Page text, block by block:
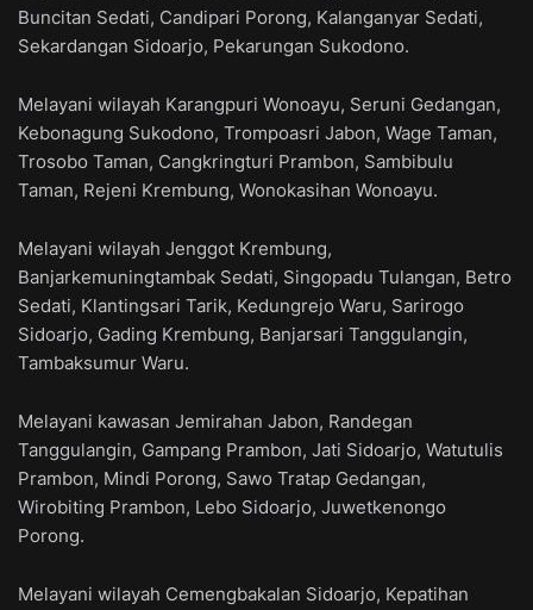
Buncitan Sedati, Candipari Porong, Kalanganyar Sedati,
Sekardangan Sidoarjo, Pekarungan Sukodono.
Melayani wilayah Karangpuri Wonoayu, Seruni Gedangan,
Kebonagung Sukodono, Trompoasri Jabon, Wage Taman,
Trosobo Taman, Cangkringturi Prambon, Sambibulu
Taman, Rejeni Krembung, Wonokasihan Wonoayu.
Melayani wilayah Jenggot Krembung,
Banjarkemuningtambak Sedati, Singopadu Tulangan, Betro
Sedati, Klantingsari Tarik, Kedungrejo Waru, Sarirogo
Sidoarjo, Gading Krembung, Banjarsari Tanggulangin,
Tambaksumur Waru.
Melayani kawasan Jemirahan Jabon, Randegan
Tanggulangin, Gampang Prambon, Jati Sidoarjo, Watutulis
Prambon, Mindi Porong, Sawo Tratap Gedangan,
Wirobiting Prambon, Lebo Sidoarjo, Juwetkenongo
Porong.
Melayani wilayah Cemengbakalan Sidoarjo, Kepatihan